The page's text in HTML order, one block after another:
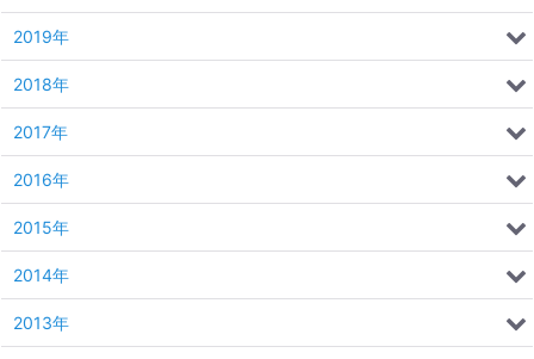
2019年
2018年
2017年
2016年
2015年
2014年
2013年